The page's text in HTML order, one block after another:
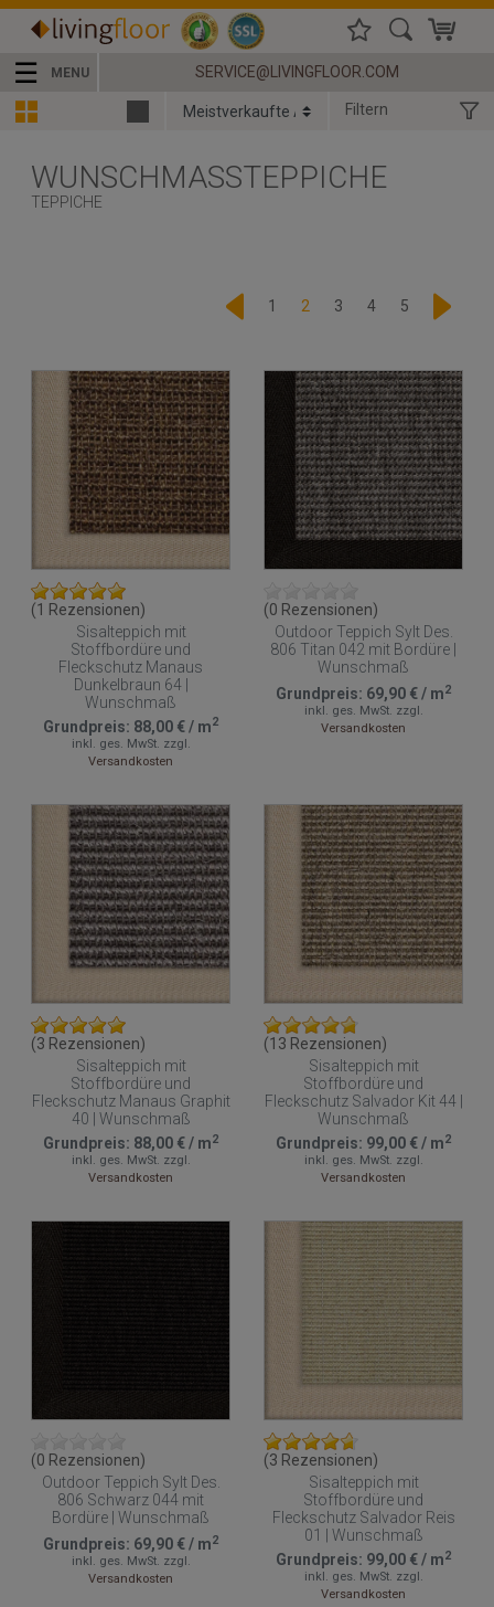
☰ MENU SERVICE@LIVINGFLOOR.COM
Filtern
WUNSCHMASSTEPPICHE
TEPPICHE
1 2 3 4 5
(1 Rezensionen)
Sisalteppich mit
Stoffbordüre und
Fleckschutz Manaus
Dunkelbraun 64 |
Wunschmaß
Grundpreis: 88,00 €/ m2
inkl. ges. MwSt. zzgl.
Versandkosten
(0 Rezensionen)
Outdoor Teppich Sylt Des.
806 Titan 042 mit Bordüre |
Wunschmaß
Grundpreis: 69,90 €/ m2
inkl. ges. MwSt. zzgl.
Versandkosten
(3 Rezensionen)
Sisalteppich mit
Stoffbordüre und
Fleckschutz Manaus Graphit
40 | Wunschmaß
Grundpreis: 88,00 €/ m2
inkl. ges. MwSt. zzgl.
Versandkosten
(13 Rezensionen)
Sisalteppich mit
Stoffbordüre und
Fleckschutz Salvador Kit 44 |
Wunschmaß
Grundpreis: 99,00 €/ m2
inkl. ges. MwSt. zzgl.
Versandkosten
(0 Rezensionen)
Outdoor Teppich Sylt Des.
806 Schwarz 044 mit
Bordüre | Wunschmaß
Grundpreis: 69,90 €/ m2
inkl. ges. MwSt. zzgl.
Versandkosten
(3 Rezensionen)
Sisalteppich mit
Stoffbordüre und
Fleckschutz Salvador Reis
01 | Wunschmaß
Grundpreis: 99,00 €/ m2
inkl. ges. MwSt. zzgl.
Versandkosten